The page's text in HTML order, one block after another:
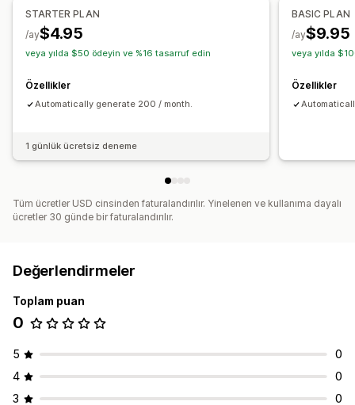
Dönüşüm izleme
Çoklu dil
Toplu düzenleme
Zamanlama
SEO
STARTER PLAN
$4.95
/ay
veya yılda $50 ödeyin ve %16 tasarruf edin
Özellikler
Automatically generate 200 / month.
1 günlük ücretsiz deneme
BASIC PLAN
$9.95
/ay
veya yılda
Özellikler
Tüm ücretler USD cinsinden faturalandırılır. Yinelenen ve kullanıma dayalı
ücretler 30 günde bir faturalandırılır.
Değerlendirmeler
Toplam puan
0
5
0
4
0
3
0